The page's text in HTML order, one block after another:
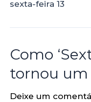
sexta-feira 13
Como
tornou
Deixe um